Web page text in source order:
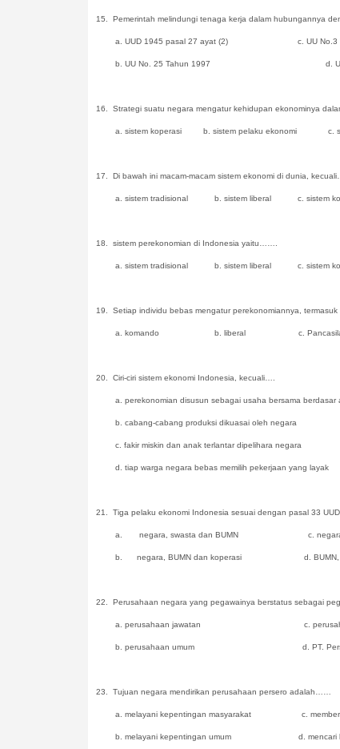
15. Pemerintah melindungi tenaga kerja dalam hubungannya
a. UUD 1945 pasal 27 ayat (2) c. UU No.3
b. UU No. 25 Tahun 1997 d. UU No.
16. Strategi suatu negara mengatur kehidupan ekonominya
a. sistem koperasi b. sistem pelaku ekonomi c.
17. Di bawah ini macam-macam sistem ekonomi di dunia,
a. sistem tradisional b. sistem liberal c.
18. sistem perekonomian di Indonesia yaitu…….
a. sistem tradisional b. sistem liberal c. sistem
19. Setiap individu bebas mengatur perekonomiannya,
a. komando b. liberal c.
20. Ciri-ciri sistem ekonomi Indonesia, kecuali….
a. perekonomian disusun sebagai usaha bersama berdasar
b. cabang-cabang produksi dikuasai oleh negara
c. fakir miskin dan anak terlantar dipelihara negara
d. tiap warga negara bebas memilih pekerjaan yang layak
21. Tiga pelaku ekonomi Indonesia sesuai dengan pasal 33
a. negara, swasta dan BUMN c. negara,
b. negara, BUMN dan koperasi d. BUMN,
22. Perusahaan negara yang pegawainya berstatus sebagai
a. perusahaan jawatan c. perusahaan
b. perusahaan umum d. PT.
23. Tujuan negara mendirikan perusahaan persero adalah……
a. melayani kepentingan masyarakat c. memberi
b. melayani kepentingan umum d. mencari